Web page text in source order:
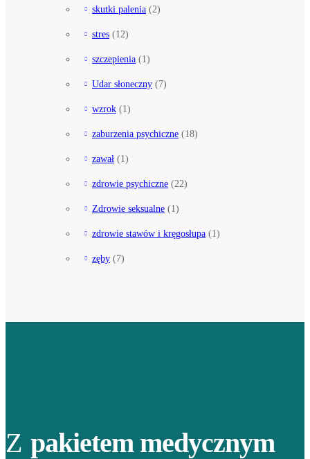
skutki palenia (2)
stres (12)
szczepienia (1)
Udar słoneczny (7)
wzrok (1)
zaburzenia psychiczne (18)
zawał (1)
zdrowie psychiczne (22)
Zdrowie seksualne (1)
zdrowie stawów i kręgosłupa (1)
zęby (7)
Z pakietem medycznym